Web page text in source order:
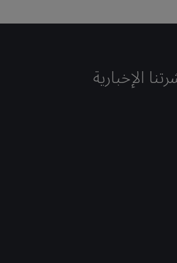
الإخبارية